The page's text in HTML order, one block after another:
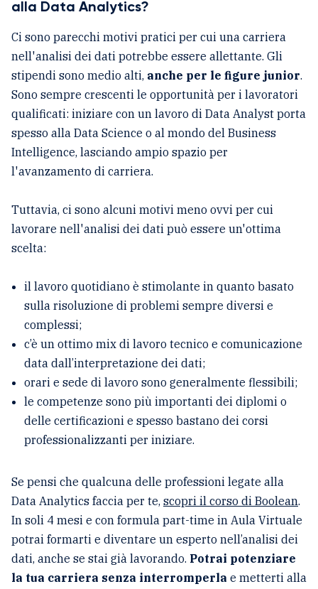
alla Data Analytics?
Ci sono parecchi motivi pratici per cui una carriera
nell'analisi dei dati potrebbe essere allettante. Gli
stipendi sono medio alti, anche per le figure junior.
Sono sempre crescenti le opportunità per i lavoratori
qualificati: iniziare con un lavoro di Data Analyst porta
spesso alla Data Science o al mondo del Business
Intelligence, lasciando ampio spazio per
l'avanzamento di carriera.
Tuttavia, ci sono alcuni motivi meno ovvi per cui
lavorare nell'analisi dei dati può essere un'ottima
scelta:
il lavoro quotidiano è stimolante in quanto basato
sulla risoluzione di problemi sempre diversi e
complessi;
c’è un ottimo mix di lavoro tecnico e comunicazione
data dall’interpretazione dei dati;
orari e sede di lavoro sono generalmente flessibili;
le competenze sono più importanti dei diplomi o
delle certificazioni e spesso bastano dei corsi
professionalizzanti per iniziare.
Se pensi che qualcuna delle professioni legate alla
Data Analytics faccia per te, scopri il corso di Boolean.
In soli 4 mesi e con formula part-time in Aula Virtuale
potrai formarti e diventare un esperto nell’analisi dei
dati, anche se stai già lavorando. Potrai potenziare
la tua carriera senza interromperla e metterti alla